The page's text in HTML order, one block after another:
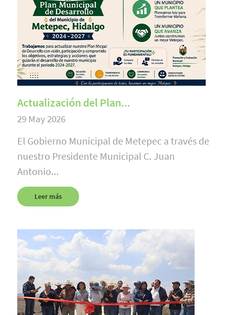
Actualización del Plan...
29 May 2026
El Gobierno Municipal de Metepec a través de
nuestro Presidente Municipal C. Juan
Antonio...
Leer más